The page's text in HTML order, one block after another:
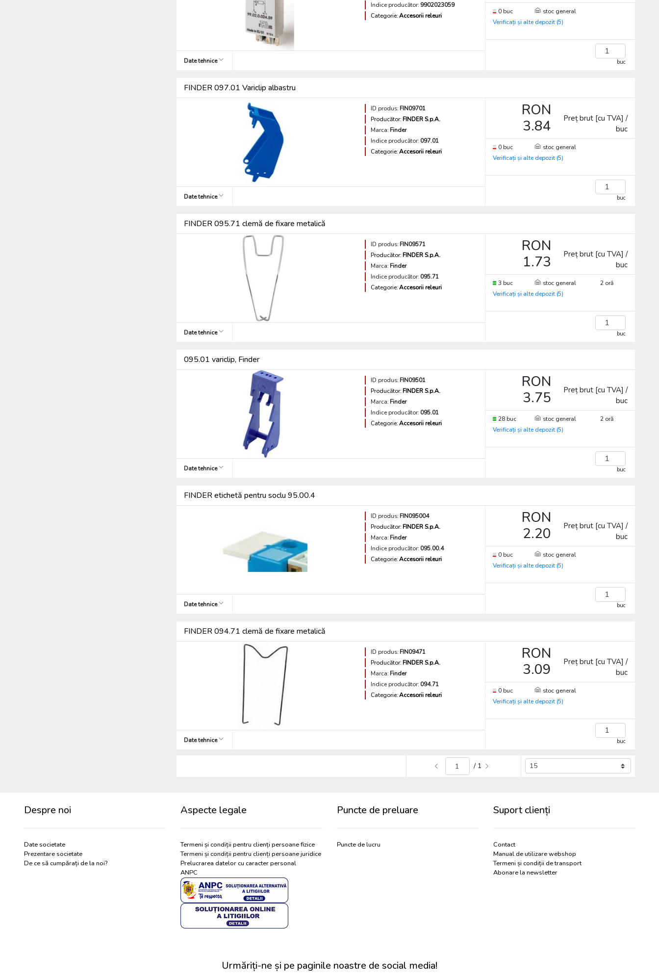
Indice producător: 9902023059
Categorie: Accesorii releuri
Date tehnice
0 buc
stoc general
Verificați și alte depozit (5)
buc
FINDER 097.01 Variclip albastru
ID produs: FIN09701
Producător: FINDER S.p.A.
Marca: Finder
Indice producător: 097.01
Categorie: Accesorii releuri
Date tehnice
RON
3.84
Preț brut [cu TVA] /
buc
0 buc
stoc general
Verificați și alte depozit (5)
buc
FINDER 095.71 clemă de fixare metalică
ID produs: FIN09571
Producător: FINDER S.p.A.
Marca: Finder
Indice producător: 095.71
Categorie: Accesorii releuri
Date tehnice
RON
1.73
Preț brut [cu TVA] /
buc
3 buc stoc general
2 oră
Verificați și alte depozit (5)
buc
095.01 variclip, Finder
ID produs: FIN09501
Producător: FINDER S.p.A.
Marca: Finder
Indice producător: 095.01
Categorie: Accesorii releuri
Date tehnice
RON
3.75
Preț brut [cu TVA] /
buc
28 buc stoc general
2 oră
Verificați și alte depozit (5)
buc
FINDER etichetă pentru soclu 95.00.4
ID produs: FIN095004
Producător: FINDER S.p.A.
Marca: Finder
Indice producător: 095.00.4
Categorie: Accesorii releuri
Date tehnice
RON
2.20
Preț brut [cu TVA] /
buc
0 buc
stoc general
Verificați și alte depozit (5)
buc
FINDER 094.71 clemă de fixare metalică
ID produs: FIN09471
Producător: FINDER S.p.A.
Marca: Finder
Indice producător: 094.71
Categorie: Accesorii releuri
Date tehnice
RON
3.09
Preț brut [cu TVA] /
buc
0 buc
stoc general
Verificați și alte depozit (5)
buc
/ 1
Despre noi
Date societate
Prezentare societate
De ce să cumpărați de la noi?
Aspecte legale
Termeni și condiții pentru clienți persoane fizice
Termeni și condiții pentru clienți persoane juridice
Prelucrarea datelor cu caracter personal
ANPC
Puncte de preluare
Puncte de lucru
Suport clienți
Contact
Manual de utilizare webshop
Termeni și condiții de transport
Abonare la newsletter
Urmăriți-ne și pe paginile noastre de social media!